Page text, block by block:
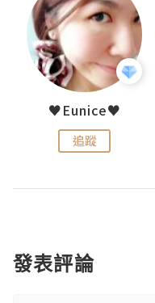
♥Eunice♥
追蹤
發表評論